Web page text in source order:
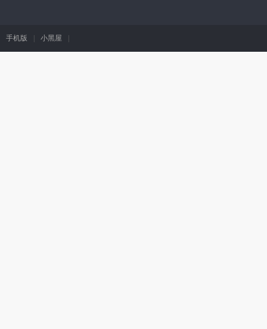
手机版 小黑屋